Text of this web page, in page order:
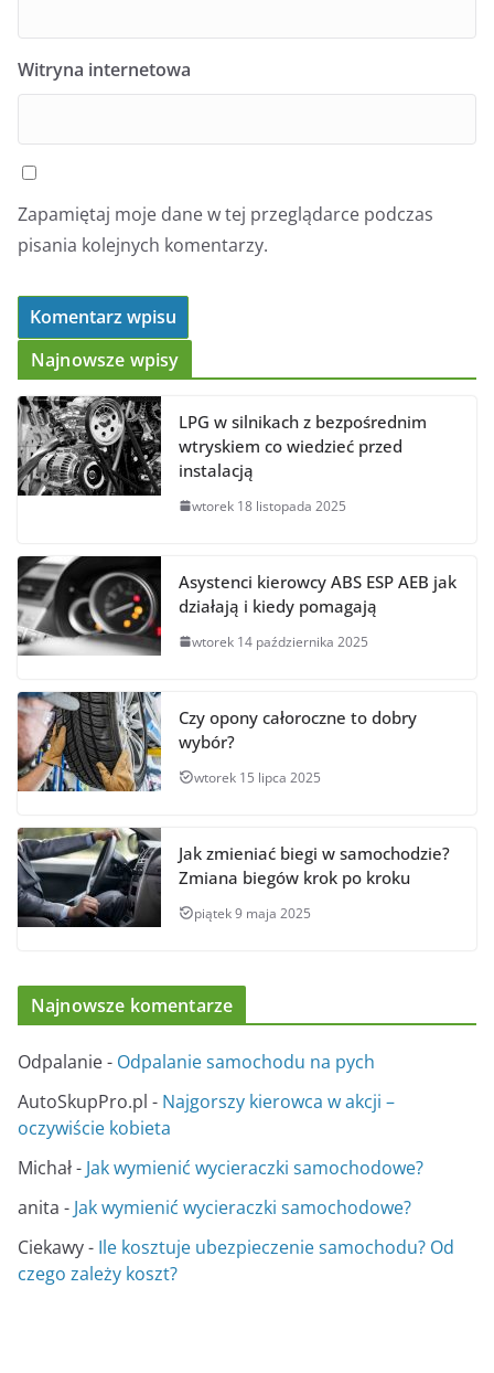
Witryna internetowa
Zapamiętaj moje dane w tej przeglądarce podczas
pisania kolejnych komentarzy.
Najnowsze wpisy
LPG w silnikach z bezpośrednim
wtryskiem co wiedzieć przed
instalacją
wtorek 18 listopada 2025
Asystenci kierowcy ABS ESP AEB jak
działają i kiedy pomagają
wtorek 14 października 2025
Czy opony całoroczne to dobry
wybór?
wtorek 15 lipca 2025
Jak zmieniać biegi w samochodzie?
Zmiana biegów krok po kroku
piątek 9 maja 2025
Najnowsze komentarze
Odpalanie- Odpalanie samochodu na pych
AutoSkupPro.pl - Najgorszy kierowca w akcji –
oczywiście kobieta
Michał- Jak wymienić wycieraczki samochodowe?
anita - Jak wymienić wycieraczki samochodowe?
Ciekawy- Ile kosztuje ubezpieczenie samochodu? Od
czego zależy koszt?